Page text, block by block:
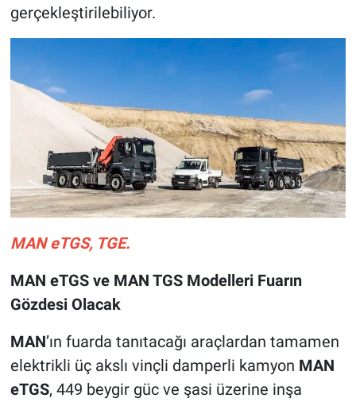
gerçekleştirilebiliyor.
MAN eTGS, TGE.
MAN eTGS ve MAN TGS Modelleri Fuarın
Gözdesi Olacak
MAN’ın fuarda tanıtacağı araçlardan tamamen
elektrikli üç akslı vinçli damperli kamyon MAN
eTGS, 449 beygir güc ve şasi üzerine inşa